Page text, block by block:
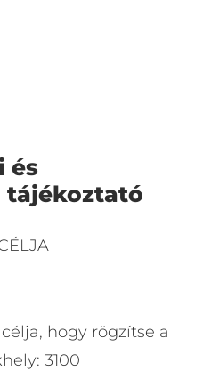
és
tájékoztató
hogy rögzítse a
3100